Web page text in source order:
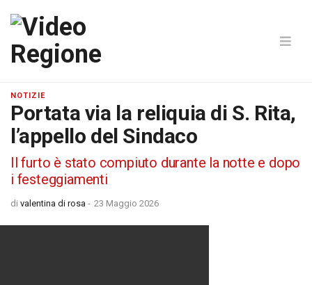
NOTIZIE
Portata via la reliquia di S. Rita,
l’appello del Sindaco
Il furto è stato compiuto durante la notte e dopo
i festeggiamenti
di valentina di rosa - 23 Maggio 2026